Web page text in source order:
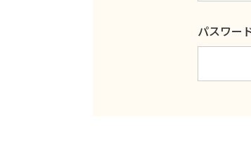
パスワー